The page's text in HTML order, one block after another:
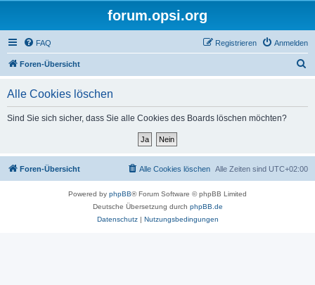
forum.opsi.org
FAQ Anmelden
Registrieren
Foren-Übersicht
Alle Cookies löschen
Sind Sie sich sicher, dass Sie alle Cookies des Boards löschen möchten?
Foren-Übersicht Alle Zeiten sind UTC+02:00
Alle Cookies löschen
Powered by phpBB® Forum Software © phpBB Limited
Deutsche Übersetzung durch phpBB.de
Datenschutz| Nutzungsbedingungen